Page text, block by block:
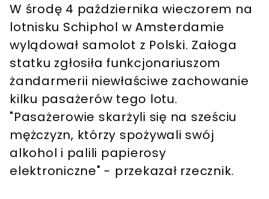
W środę 4 października wieczorem na
lotnisku Schiphol w Amsterdamie
wylądował samolot z Polski. Załoga
statku zgłosiła funkcjonariuszom
żandarmerii niewłaściwe zachowanie
kilku pasażerów tego lotu.
"Pasażerowie skarżyli się na sześciu
mężczyzn, którzy spożywali swój
alkohol i palili papierosy
elektroniczne" - przekazał rzecznik.